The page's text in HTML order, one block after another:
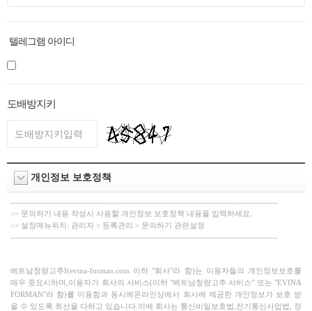
텔레그램 아이디
도배방지키
개인정보 보호정책
------------------------------------------------------------------------------------------------
>> 문의하기 내용 작성시 사용할 개인정보 보호정책 내용을 입력하세요.
>> 설정메뉴위치: 관리자 > 등록관리 > 문의하기 관련설정
------------------------------------------------------------------------------------------------
베트남청량고추I(evina-forman.com 이하 "회사"라 함)는 이용자들의 개인정보보호를
매우 중요시하며,이용자가 회사의 서비스(이하 "베트남청량고추 서비스" 또는 "EVINA
FORMAN"라 함)를 이용함과 동시에온라인상에서 회사에 제공한 개인정보가 보호 받
을 수 있도록 최선을 다하고 있습니다.이에 회사는 통신비밀보호법,전기통신사업법, 정